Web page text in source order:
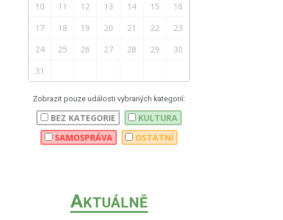
10
11 12 13 14 15
16
17
18 19 20 21 22
23
24
25 26 27 28 29
30
31
Zobrazit pouze události vybraných kategorií:
BEZ KATEGORIE
KULTURA
SAMOSPRÁVA
OSTATNÍ
AKTUÁLNĚ